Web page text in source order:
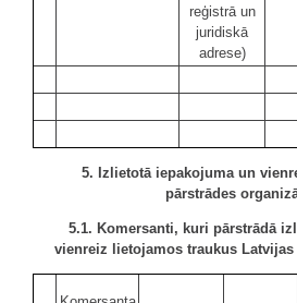
reģistrā un
juridiskā
adrese)
5. Izlietotā iepakojuma un
pārstrādes
5.1. Komersanti, kuri pārstrādā
vienreiz lietojamos traukus